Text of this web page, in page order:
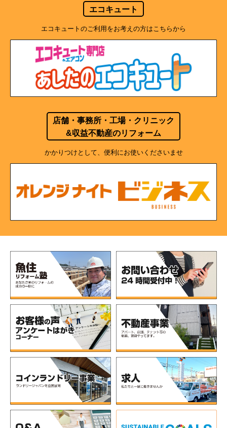
エコキュート
エコキュートのご利用をお考えの方はこちらから
店舗・事務所・工場・クリニック
&収益不動産のリフォーム
かかりつけとして、便利にお使いくださいませ